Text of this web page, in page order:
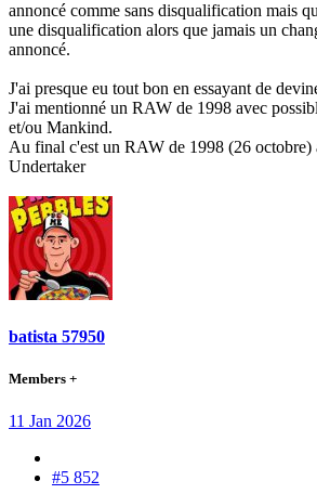
annoncé comme sans disqualification mais
une disqualification alors que jamais un
annoncé.
J'ai presque eu tout bon en essayant de
J'ai mentionné un RAW de 1998 avec
et/ou Mankind.
Au final c'est un RAW de 1998 (26 octobre)
Undertaker
batista 57950
Members +
11 Jan 2026
#5 852